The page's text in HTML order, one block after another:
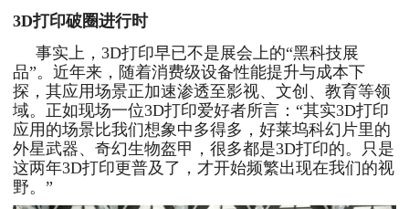
3D打印破圈进行时
事实上，3D打印早已不是展会上的“黑科技展
品”。近年来，随着消费级设备性能提升与成本下
探，其应用场景正加速渗透至影视、文创、教育等领
域。正如现场一位3D打印爱好者所言：“其实3D打印
应用的场景比我们想象中多得多，好莱坞科幻片里的
外星武器、奇幻生物盔甲，很多都是3D打印的。只是
这两年3D打印更普及了，才开始频繁出现在我们的视
野。”